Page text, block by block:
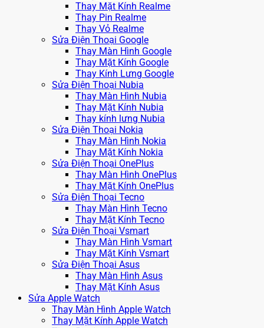
Thay Mặt Kính Realme
Thay Pin Realme
Thay Vỏ Realme
Sửa Điện Thoại Google
Thay Màn Hình Google
Thay Mặt Kính Google
Thay Kính Lưng Google
Sửa Điện Thoại Nubia
Thay Màn Hình Nubia
Thay Mặt Kính Nubia
Thay kính lưng Nubia
Sửa Điện Thoại Nokia
Thay Màn Hình Nokia
Thay Mặt Kính Nokia
Sửa Điện Thoại OnePlus
Thay Màn Hình OnePlus
Thay Mặt Kính OnePlus
Sửa Điện Thoại Tecno
Thay Màn Hình Tecno
Thay Mặt Kính Tecno
Sửa Điện Thoại Vsmart
Thay Màn Hình Vsmart
Thay Mặt Kính Vsmart
Sửa Điện Thoại Asus
Thay Màn Hình Asus
Thay Mặt Kính Asus
Sửa Apple Watch
Thay Màn Hình Apple Watch
Thay Mặt Kính Apple Watch